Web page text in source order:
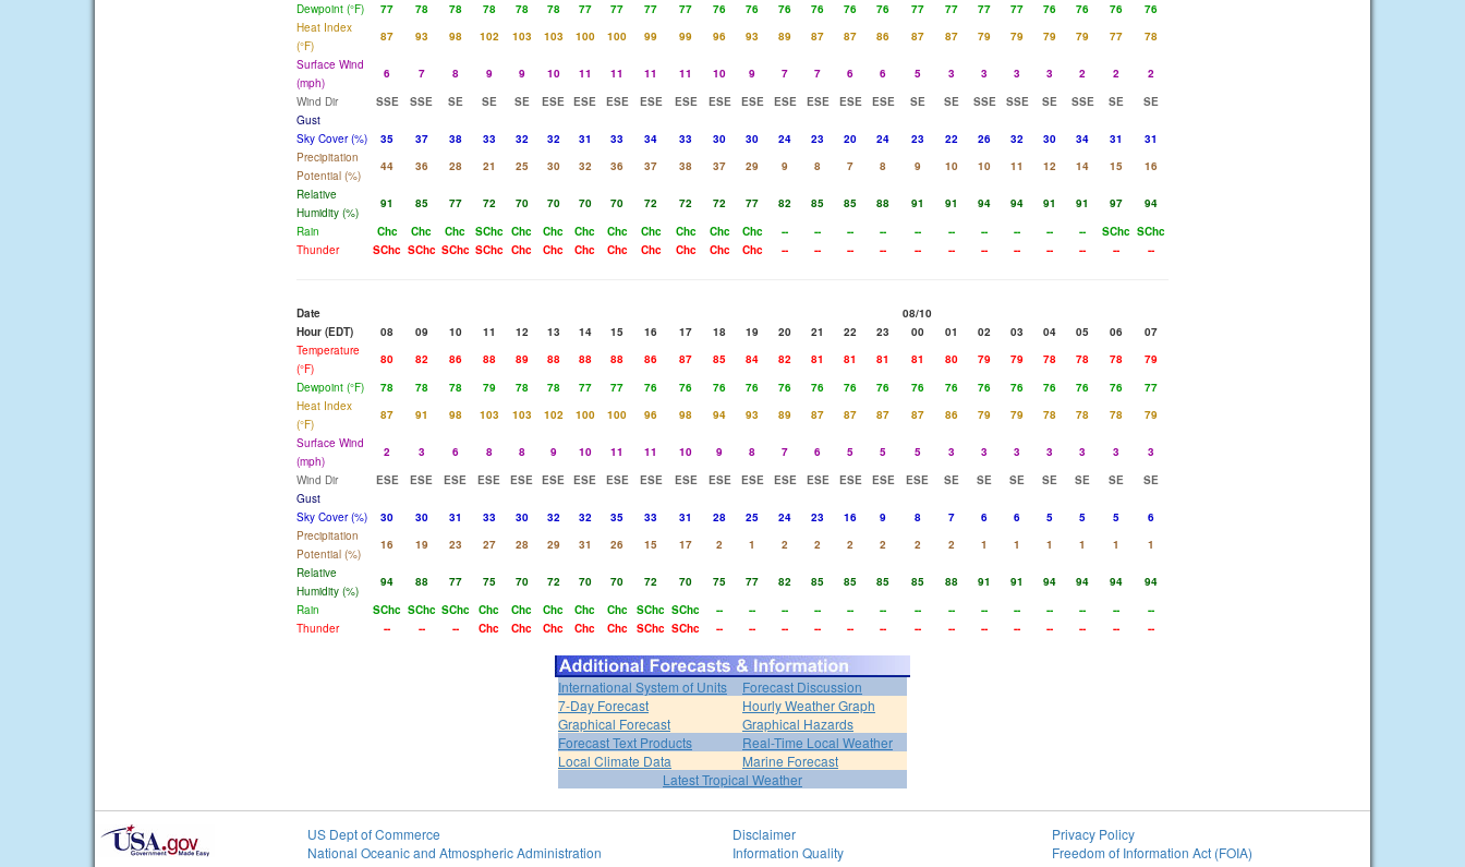
Dewpoint (°F)
77 78 78 78 78 78 77 77 77 77 76 76 76 76 76 76 77 77 77 77 76 76 76
76
Heat Index
(°F)
87 93 98 102 103 103 100 100 99 99 96 93 89 87 87 86 87 87 79 79 79 79 77
78
Surface Wind
(mph)
6 7 8 9 9 10 11 11 11 11 10 9 7 7 6 6 5 3 3 3 3 2 2
2
Wind Dir
SSE SSE SE SE SE ESE ESE ESE ESE ESE ESE ESE ESE ESE ESE ESE SE SE SSE SSE SE SSE SE
SE
Gust
Sky Cover (%)
35 37 38 33 32 32 31 33 34 33 30 30 24 23 20 24 23 22 26 32 30 34 31
31
Precipitation
Potential (%)
44 36 28 21 25 30 32 36 37 38 37 29 9 8 7 8 9 10 10 11 12 14 15
16
Relative
Humidity (%)
91 85 77 72 70 70 70 70 72 72 72 77 82 85 85 88 91 91 94 94 91 91 97
94
Rain
Chc Chc Chc SChc Chc Chc Chc Chc Chc Chc Chc Chc -- -- -- -- -- -- -- -- -- -- SChc SChc
Thunder
SChc SChc SChc SChc Chc Chc Chc Chc Chc Chc Chc Chc -- -- -- -- -- -- -- -- -- -- -- --
Date
08/10
Hour (EDT)
08 09 10 11 12 13 14 15 16 17 18 19 20 21 22 23 00 01 02 03 04 05 06
07
Temperature
(°F)
80 82 86 88 89 88 88 88 86 87 85 84 82 81 81 81 81 80 79 79 78 78 78
79
Dewpoint (°F)
78 78 78 79 78 78 77 77 76 76 76 76 76 76 76 76 76 76 76 76 76 76 76
77
Heat Index
(°F)
87 91 98 103 103 102 100 100 96 98 94 93 89 87 87 87 87 86 79 79 78 78 78
79
Surface Wind
(mph)
2 3 6 8 8 9 10 11 11 10 9 8 7 6 5 5 5 3 3 3 3 3 3
3
Wind Dir
ESE ESE ESE ESE ESE ESE ESE ESE ESE ESE ESE ESE ESE ESE ESE ESE ESE SE SE SE SE SE SE
SE
Gust
Sky Cover (%)
30 30 31 33 30 32 32 35 33 31 28 25 24 23 16 9 8 7 6 6 5 5 5
6
Precipitation
Potential (%)
16 19 23 27 28 29 31 26 15 17 2 1 2 2 2 2 2 2 1 1 1 1 1
1
Relative
Humidity (%)
94 88 77 75 70 72 70 70 72 70 75 77 82 85 85 85 85 88 91 91 94 94 94
94
Rain
SChc SChc SChc Chc Chc Chc Chc Chc SChc SChc -- -- -- -- -- -- -- -- -- -- -- -- --
--
Thunder
-- -- -- Chc Chc Chc Chc Chc SChc SChc -- -- -- -- -- -- -- -- -- -- -- -- -- --
International System of Units
Forecast Discussion
7-Day Forecast
Hourly Weather Graph
Graphical Forecast
Graphical Hazards
Forecast Text Products
Real-Time Local Weather
Local Climate Data
Marine Forecast
Latest Tropical Weather
US Dept of Commerce
National Oceanic and Atmospheric Administration
Disclaimer
Information Quality
Privacy Policy
Freedom of Information Act (FOIA)